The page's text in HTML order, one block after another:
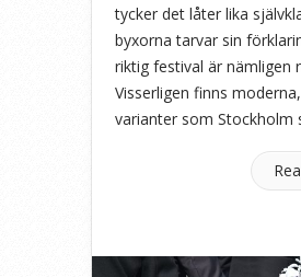
tycker det låter lika
byxorna tarvar sin
riktig festival är nämligen
Visserligen finns
varianter som Stockholm